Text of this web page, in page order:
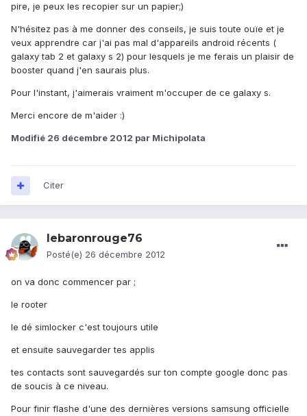
pire, je peux les recopier sur un papier;)
N'hésitez pas à me donner des conseils, je suis toute ouïe et je
veux apprendre car j'ai pas mal d'appareils android récents (
galaxy tab 2 et galaxy s 2) pour lesquels je me ferais un plaisir de
booster quand j'en saurais plus.
Pour l'instant, j'aimerais vraiment m'occuper de ce galaxy s.
Merci encore de m'aider :)
Modifié 26 décembre 2012 par Michipolata
Citer
lebaronrouge76
Posté(e) 26 décembre 2012
on va donc commencer par ;
le rooter
le dé simlocker c'est toujours utile
et ensuite sauvegarder tes applis
tes contacts sont sauvegardés sur ton compte google donc pas
de soucis à ce niveau.
Pour finir flashe d'une des dernières versions samsung officielle